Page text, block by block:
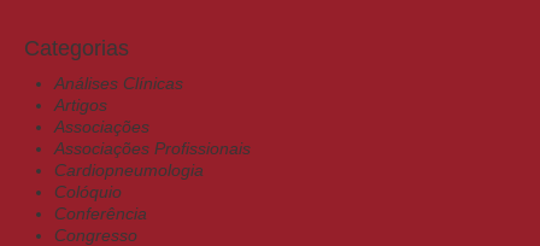
Categorias
Análises Clínicas
Artigos
Associações
Associações Profissionais
Cardiopneumologia
Colóquio
Conferência
Congresso